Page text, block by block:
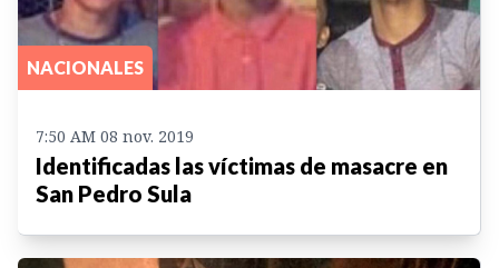
NACIONALES
7:50 AM 08 nov. 2019
Identificadas las víctimas de masacre en
San Pedro Sula